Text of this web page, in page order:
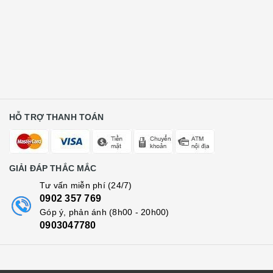
HỖ TRỢ THANH TOÁN
GIẢI ĐÁP THẮC MẮC
Tư vấn miễn phí (24/7)
0902 357 769
Góp ý, phản ánh (8h00 - 20h00)
0903047780